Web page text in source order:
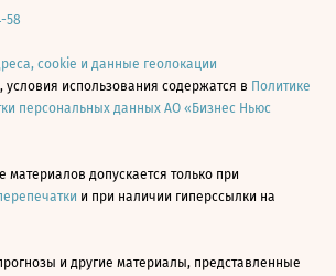
58
cookie и данные геолокации
условия использования содержатся в Политике
персональных данных АО «Бизнес Ньюс
допускается только при
и при наличии гиперссылки на
и другие материалы, представленные